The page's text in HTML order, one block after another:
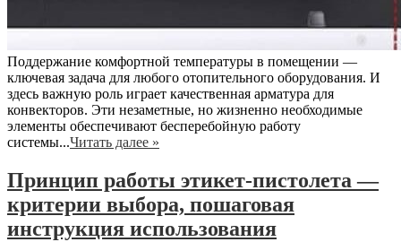
Поддержание комфортной температуры в помещении —
ключевая задача для любого отопительного оборудования. И
здесь важную роль играет качественная арматура для
конвекторов. Эти незаметные, но жизненно необходимые
элементы обеспечивают бесперебойную работу
системы...Читать далее »
Принцип работы этикет-пистолета —
критерии выбора, пошаговая
инструкция использования